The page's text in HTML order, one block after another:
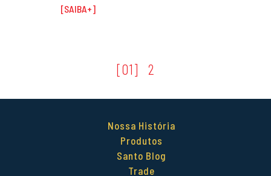
01 2
Nossa História
Produtos
Santo Blog
Trade